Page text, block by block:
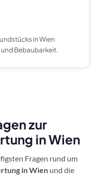
in Wien
Bebaubarkeit.
zur
in Wien
Fragen rund um
in Wien und die